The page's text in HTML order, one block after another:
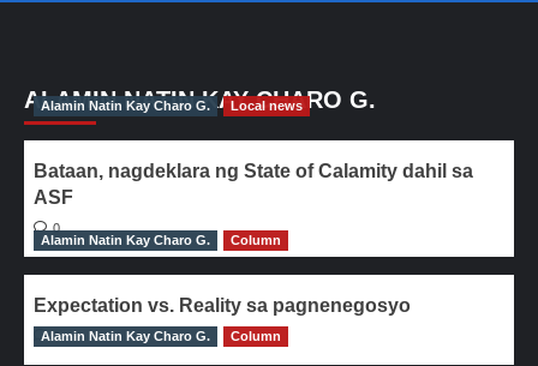
ALAMIN NATIN KAY CHARO G.
Alamin Natin Kay Charo G. Local news
Bataan, nagdeklara ng State of Calamity dahil sa
ASF
0
Alamin Natin Kay Charo G.
Column
Expectation vs. Reality sa pagnenegosyo
0
Alamin Natin Kay Charo G. Column